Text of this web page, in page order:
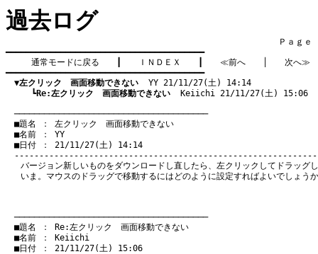
過去ログ
Ｐａｇｅ
━━━━━━━━━━━━━━━━━━━━━━━━━━━━━━━━━━━━━━━━
通常モードに戻る
ＩＮＤＥＸ ≪前へ
次へ≫
━━━━━━━━━━━━━━━━━━━━━━━━━━━━━━━━━━━━━━━━
▼左クリック　画面移動できない
  YY 21/11/27(土) 14:14
┗Re:左クリック　画面移動できない
  Keiichi 21/11/27(土) 15:06
───────────────────────────────────────
■題名 ： 左クリック　画面移動できない
■名前 ： YY
■日付 ： 21/11/27(土) 14:14
バージョン新しいものをダウンロードし直したら、左クリックしてドラッグ
いま。マウスのドラッグで移動するにはどのように設定すればよいでしょうか
───────────────────────────────────────
■題名 ： Re:左クリック　画面移動できない
■名前 ： Keiichi
■日付 ： 21/11/27(土) 15:06